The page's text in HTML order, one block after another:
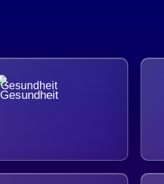
Gesundheit